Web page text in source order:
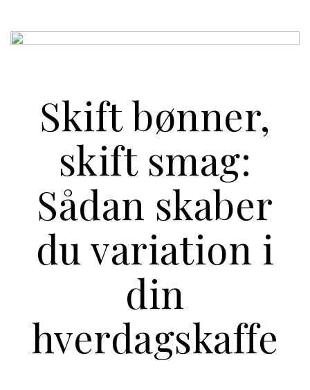
Skift bønner,
skift smag:
Sådan skaber
du variation i
din
hverdagskaffe